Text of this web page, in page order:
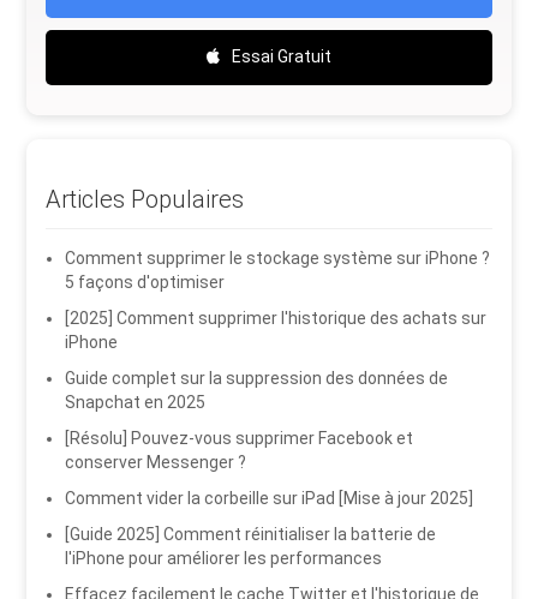
Essai Gratuit
Articles Populaires
Comment supprimer le stockage système sur iPhone ?
5 façons d'optimiser
[2025] Comment supprimer l'historique des achats sur
iPhone
Guide complet sur la suppression des données de
Snapchat en 2025
[Résolu] Pouvez-vous supprimer Facebook et
conserver Messenger ?
Comment vider la corbeille sur iPad [Mise à jour 2025]
[Guide 2025] Comment réinitialiser la batterie de
l'iPhone pour améliorer les performances
Effacez facilement le cache Twitter et l'historique de